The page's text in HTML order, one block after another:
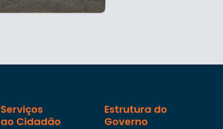
Serviços
ao Cidadão
Estrutura do
Governo